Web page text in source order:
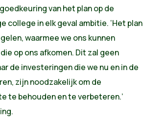
van het plan op de
in elk geval ambitie. ‘Het plan
waarmee we ons kunnen
die op ons afkomen. Dit zal geen
de investeringen die we nu en in de
zijn noodzakelijk om de
te behouden en te verbeteren.’